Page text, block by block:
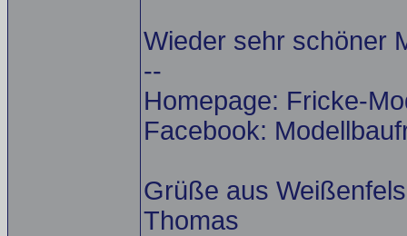
Wieder sehr schöner
--
Homepage: Fricke-
Facebook:
Grüße aus Weißenfels
Thomas